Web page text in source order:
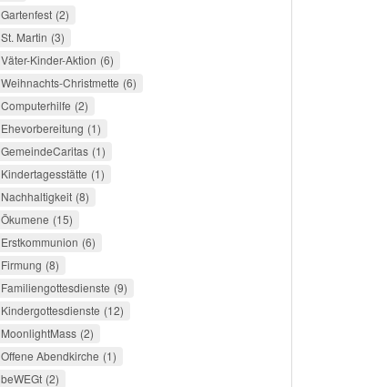
Gartenfest 2
St. Martin 3
Väter-Kinder-Aktion 6
Weihnachts-Christmette 6
Computerhilfe 2
Ehevorbereitung 1
GemeindeCaritas 1
Kindertagesstätte 1
Nachhaltigkeit 8
Ökumene 15
Erstkommunion 6
Firmung 8
Familiengottesdienste 9
Kindergottesdienste 12
MoonlightMass 2
Offene Abendkirche 1
beWEGt 2